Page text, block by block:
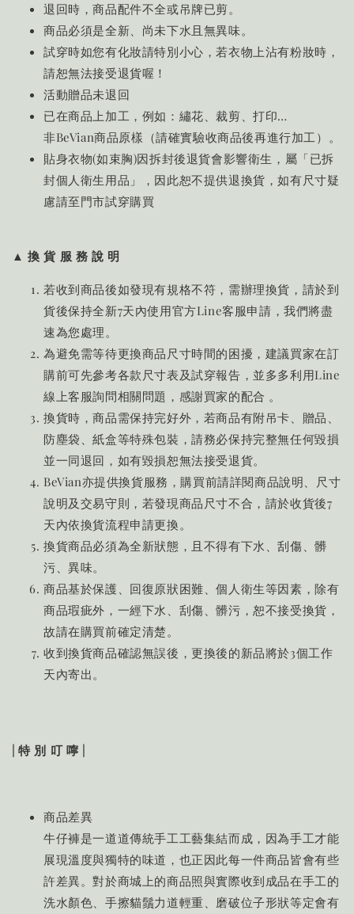
退回時，商品配件不全或吊牌已剪。
商品必須是全新、尚未下水且無異味。
試穿時如您有化妝請特別小心，若衣物上沾有粉妝時，
請恕無法接受退貨喔！
活動贈品未退回
已在商品上加工，例如：繡花、裁剪、打印…
非BeVian商品原樣（請確實驗收商品後再進行加工）。
貼身衣物(如束胸)因拆封後退貨會影響衛生，屬「已拆
封個人衛生用品」，因此恕不提供退換貨，如有尺寸疑
慮請至門市試穿購買
▲ 換 貨 服 務 說 明
若收到商品後如發現有規格不符，需辦理換貨，請於到
貨後保持全新7天內使用官方Line客服申請，我們將盡
速為您處理。
為避免需等待更換商品尺寸時間的困擾，建議買家在訂
購前可先參考各款尺寸表及試穿報告，並多多利用Line
線上客服詢問相關問題，感謝買家的配合 。
換貨時，商品需保持完好外，若商品有附吊卡、贈品、
防塵袋、紙盒等特殊包裝，請務必保持完整無任何毀損
並一同退回，如有毀損恕無法接受退貨。
BeVian亦提供換貨服務，購買前請詳閱商品說明、尺寸
說明及交易守則，若發現商品尺寸不合，請於收貨後7
天內依換貨流程申請更換。
換貨商品必須為全新狀態，且不得有下水、刮傷、髒
污、異味。
商品基於保護、回復原狀困難、個人衛生等因素，除有
商品瑕疵外，一經下水、刮傷、髒污，恕不接受換貨，
故請在購買前確定清楚。
收到換貨商品確認無誤後，更換後的新品將於3個工作
天內寄出。
| 特 別 叮 嚀 |
商品差異
牛仔褲是一道道傳統手工工藝集結而成，因為手工才能
展現溫度與獨特的味道，也正因此每一件商品皆會有些
許差異。對於商城上的商品照與實際收到成品在手工的
洗水顏色、手擦貓鬚力道輕重、磨破位子形狀等定會有